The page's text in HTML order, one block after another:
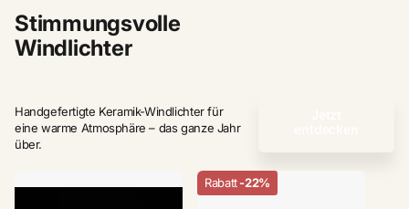
Stimmungsvolle
Windlichter
Handgefertigte Keramik-Windlichter für
eine warme Atmosphäre – das ganze Jahr
über.
Rabatt-22%